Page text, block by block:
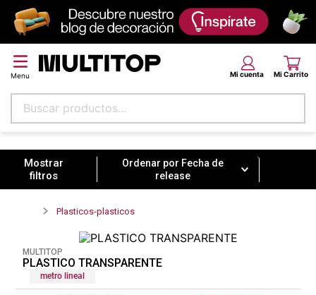
Buscar productos...
Ordenar por Fecha de
release
Plasticos-plasticos
MULTITOP
PLASTICO TRANSPARENTE
metro lineal
papel tapiz
alfombra
puff
piso
tela